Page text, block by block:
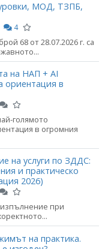
МОД, ТЗПБ,
4
68 от 28.07.2026 г. са
на НАП + AI
ориентация в
голямото
в огромния
на услуги по ЗДДС:
и практическо
2026)
при
на практика.